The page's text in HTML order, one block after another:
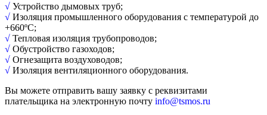
√ Устройство дымовых труб;
√ Изоляция промышленного оборудования с температурой до
+660ºС;
√ Тепловая изоляция трубопроводов;
√ Обустройство газоходов;
√ Огнезащита воздуховодов;
√ Изоляция вентиляционного оборудования.
Вы можете отправить вашу заявку с реквизитами
плательщика на электронную почту info@tsmos.ru